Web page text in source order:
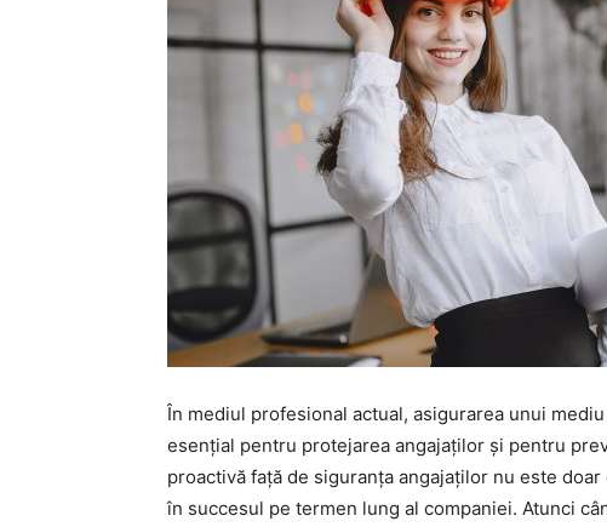
În mediul profesional actual, asigurarea unui
esențial pentru protejarea angajaților și pentru
proactivă față de siguranța angajaților nu este
în succesul pe termen lung al companiei. Atunci